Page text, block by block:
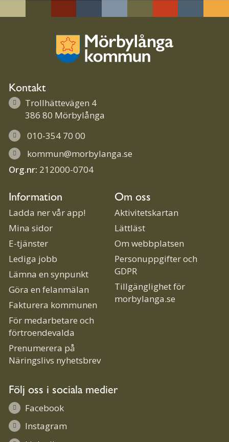
Kontakt
Trollhättevägen 4
386 80 Mörbylånga
010-354 70 00
kommun@morbylanga.se
Org.nr: 212000-0704
Information
Ladda ner vår app!
Mina sidor
E-tjänster
Lediga jobb
Lämna en synpunkt
Göra en felanmälan
Fakturera kommunen
För medarbetare och
förtroendevalda
Prenumerera på
Näringslivs nyhetsbrev
Om oss
Aktivitetskartan
Lättläst
Om webbplatsen
Personuppgifter och
GDPR
Tillgänglighet för
morbylanga.se
Följ oss i sociala medier
Facebook
Instagram